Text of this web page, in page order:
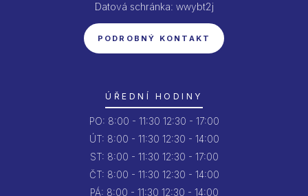
Datová schránka: wwybt2j
PODROBNÝ KONTAKT
ÚŘEDNÍ HODINY
PO: 8:00 - 11:30 12:30 - 17:00
ÚT: 8:00 - 11:30 12:30 - 14:00
ST: 8:00 - 11:30 12:30 - 17:00
ČT: 8:00 - 11:30 12:30 - 14:00
PÁ: 8:00 - 11:30 12:30 - 14:00